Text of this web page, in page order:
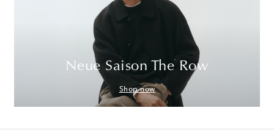
Neue Saison The Row
Shop now